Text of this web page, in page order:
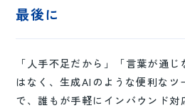
最後に
「人手不足だから」「言葉が通
はなく、生成AIのような便利なツ
で、誰もが手軽にインバウンド対